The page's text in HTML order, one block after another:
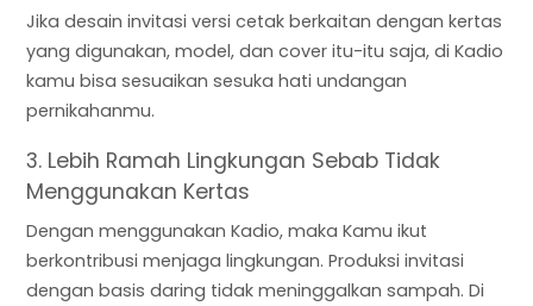
Jika desain invitasi versi cetak berkaitan dengan kertas
yang digunakan, model, dan cover itu-itu saja, di Kadio
kamu bisa sesuaikan sesuka hati undangan
pernikahanmu.
3. Lebih Ramah Lingkungan Sebab Tidak
Menggunakan Kertas
Dengan menggunakan Kadio, maka Kamu ikut
berkontribusi menjaga lingkungan. Produksi invitasi
dengan basis daring tidak meninggalkan sampah. Di